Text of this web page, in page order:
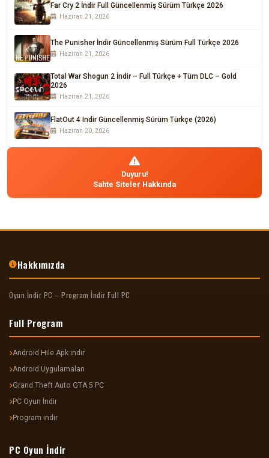
Far Cry 2 İndir Full Güncellenmiş Sürüm Türkçe 2026
Haziran 21, 2026
The Punisher İndir Güncellenmiş Sürüm Full Türkçe 2026
Haziran 21, 2026
Total War Shogun 2 İndir – Full Türkçe + Tüm DLC – Gold
2026
Haziran 21, 2026
FlatOut 4 Indir Güncellenmiş Sürüm Türkçe (2026)
Haziran 20, 2026
Duyuru!
Sahte Siteler Hakkında
Hakkımızda
Oyun İndir PC – Program İndir Full PC
Full Program
Android Hile Apk indir
Android Uygulamaları
Grand Theft Auto GTA 5 PC
PC Oyun İndir
Program indir
PC Oyun İndir